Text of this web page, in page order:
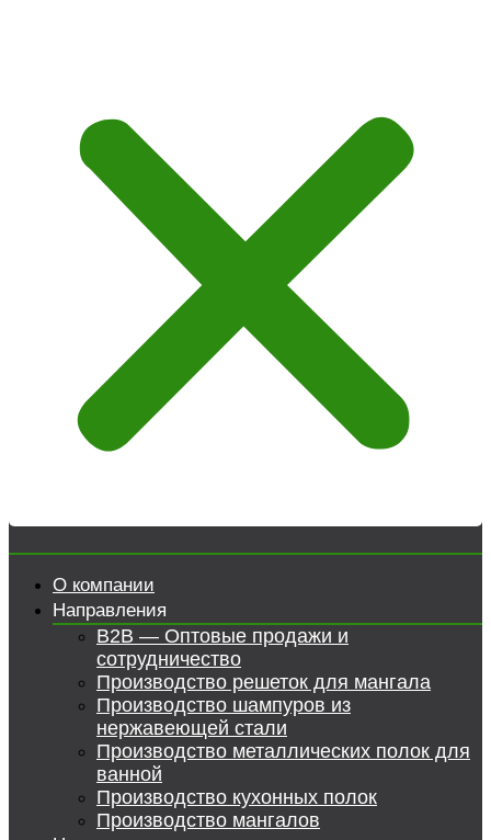
О компании
Направления
B2B — Оптовые продажи и
сотрудничество
Производство решеток для мангала
Производство шампуров из
нержавеющей стали
Производство металлических полок для
ванной
Производство кухонных полок
Производство мангалов